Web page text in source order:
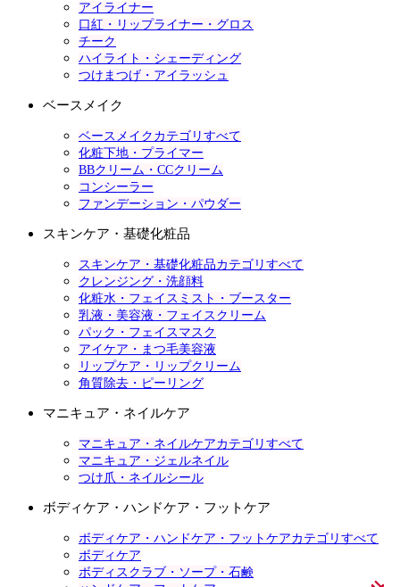
アイライナー
口紅・リップライナー・グロス
チーク
ハイライト・シェーディング
つけまつげ・アイラッシュ
ベースメイク
ベースメイクカテゴリすべて
化粧下地・プライマー
BBクリーム・CCクリーム
コンシーラー
ファンデーション・パウダー
スキンケア・基礎化粧品
スキンケア・基礎化粧品カテゴリすべて
クレンジング・洗顔料
化粧水・フェイスミスト・ブースター
乳液・美容液・フェイスクリーム
パック・フェイスマスク
アイケア・まつ毛美容液
リップケア・リップクリーム
角質除去・ピーリング
マニキュア・ネイルケア
マニキュア・ネイルケアカテゴリすべて
マニキュア・ジェルネイル
つけ爪・ネイルシール
ボディケア・ハンドケア・フットケア
ボディケア・ハンドケア・フットケアカテゴリすべて
ボディケア
ボディスクラブ・ソープ・石鹸